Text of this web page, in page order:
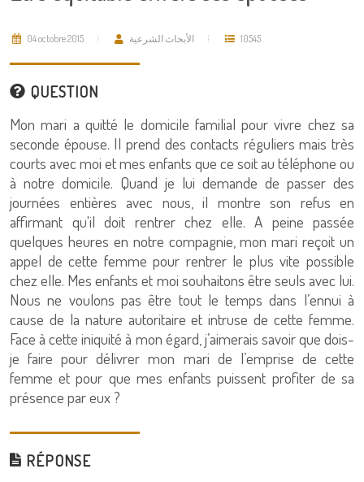
04 octobre 2015 الأبحاث الشرعية 10545
QUESTION
Mon mari a quitté le domicile familial pour vivre chez sa
seconde épouse. Il prend des contacts réguliers mais très
courts avec moi et mes enfants que ce soit au téléphone ou
à notre domicile. Quand je lui demande de passer des
journées entières avec nous, il montre son refus en
affirmant qu'il doit rentrer chez elle. A peine passée
quelques heures en notre compagnie, mon mari reçoit un
appel de cette femme pour rentrer le plus vite possible
chez elle. Mes enfants et moi souhaitons être seuls avec lui.
Nous ne voulons pas être tout le temps dans l’ennui à
cause de la nature autoritaire et intruse de cette femme.
Face à cette iniquité à mon égard, j’aimerais savoir que dois-
je faire pour délivrer mon mari de l’emprise de cette
femme et pour que mes enfants puissent profiter de sa
présence par eux ?
RÉPONSE